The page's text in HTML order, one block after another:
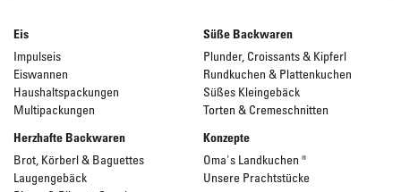
Eis
Impulseis
Eiswannen
Haushaltspackungen
Multipackungen
Süße Backwaren
Plunder, Croissants & Kipferl
Rundkuchen & Plattenkuchen
Süßes Kleingebäck
Torten & Cremeschnitten
Herzhafte Backwaren
Brot, Körberl & Baguettes
Laugengebäck
Konzepte
Oma's Landkuchen ®
Unsere Prachtstücke